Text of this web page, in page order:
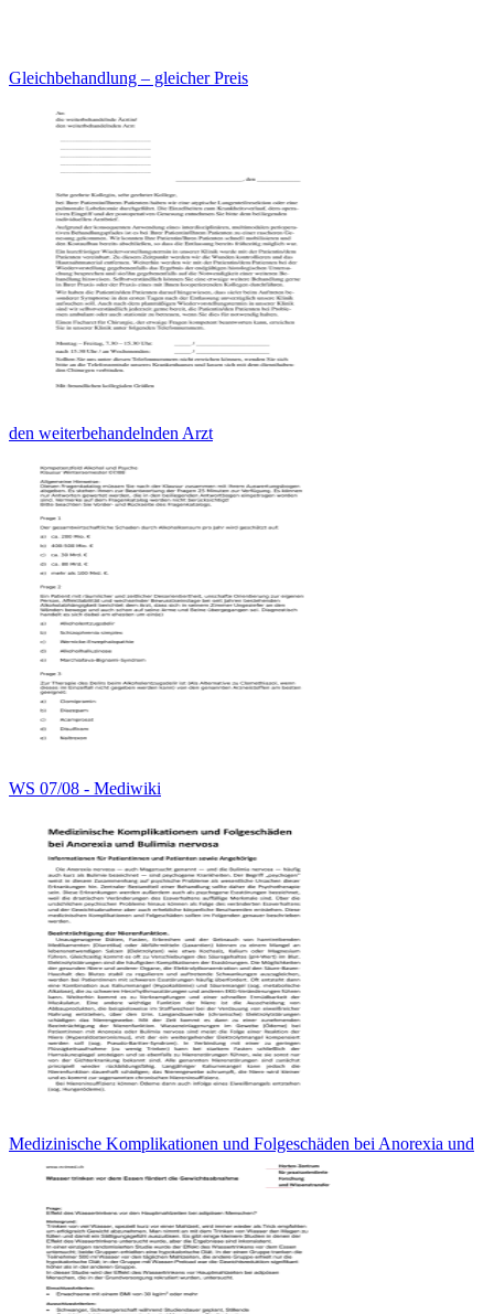
Gleichbehandlung – gleicher Preis
den weiterbehandelnden Arzt
WS 07/08 - Mediwiki
Medizinische Komplikationen und Folgeschäden bei Anorexia und